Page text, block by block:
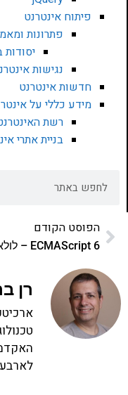
פיתוח אינטרנט
פתרונות
יסודות
נגישות
חדשות אינטרנט
מידע כללי על
רשת
בניית אתרי
הפוסט הקודם
רן